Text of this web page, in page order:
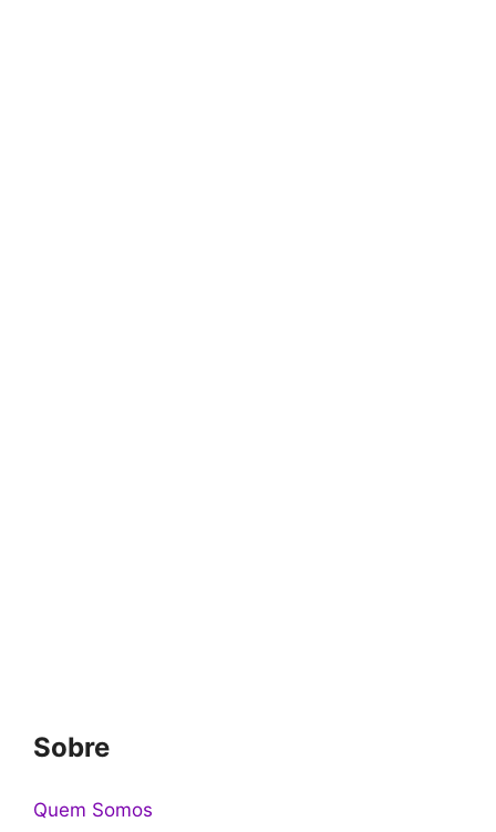
Sobre
Quem Somos